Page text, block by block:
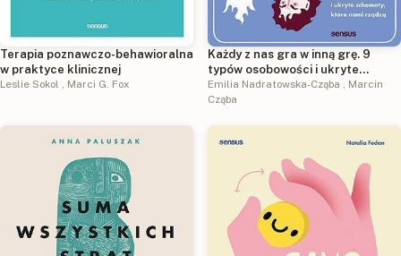
Terapia poznawczo-behawioralna
w praktyce klinicznej
Leslie Sokol , Marci G. Fox
Każdy z nas gra w inną grę. 9
typów osobowości i ukryte
schematy, które nami rządzą
Emilia Nadratowska-Cząba , Marcin
Cząba